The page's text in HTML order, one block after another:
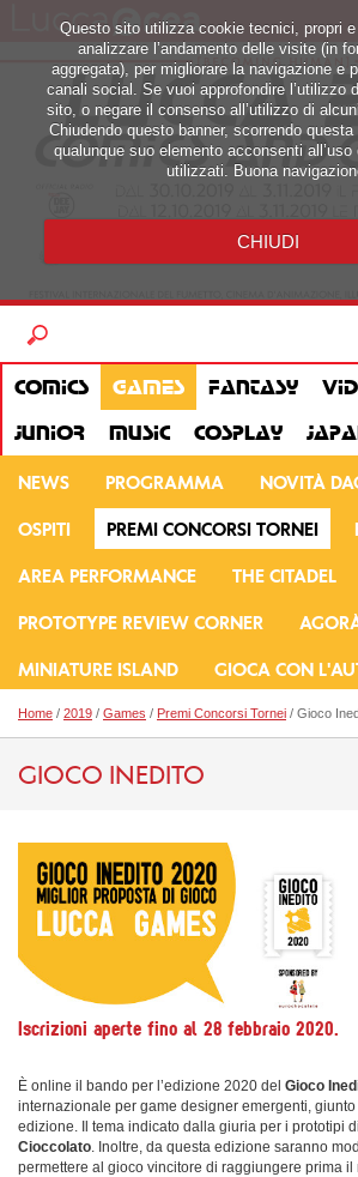
COMICS GAMES FANTASY
JUNIOR
MUSIC COSPLAY
NEWS PROGRAMMA
NOVITÀ
OSPITI
PREMI CONCORSI TORNEI
AREA PERFORMANCE
THE CITADEL
PROTOTYPE REVIEW CORNER
MINIATURE ISLAND
GIOCA CON
Home / 2019 / Games / Premi Concorsi Tornei / Gioco
GIOCO INEDITO
Iscrizioni aperte fino al 28 febbraio 2020.
È online il bando per l’edizione 2020 del Gioco
internazionale per game designer emergenti,
edizione. Il tema indicato dalla giuria per i prototipi
Cioccolato . Inoltre, da questa edizione saranno
permettere al gioco vincitore di raggiungere prima il
Questo sito utilizza cookie tecnici, propri
analizzare l’andamento delle visite (in
aggregata), per migliorare la navigazione e
canali social. Se vuoi approfondire l’utilizzo
sito, o negare il consenso all’utilizzo di
Chiudendo questo banner, scorrendo
qualunque suo elemento acconsenti
utilizzati. Buona
CHIUDI